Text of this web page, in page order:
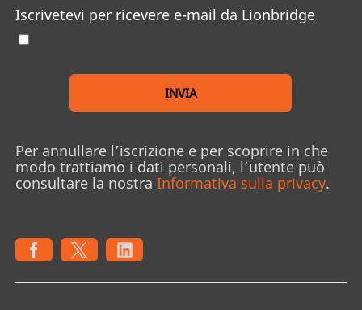
Iscrivetevi per ricevere e-mail da Lionbridge
INVIA
Per annullare l’iscrizione e per scoprire in che
modo trattiamo i dati personali, l’utente può
consultare la nostra Informativa sulla privacy.